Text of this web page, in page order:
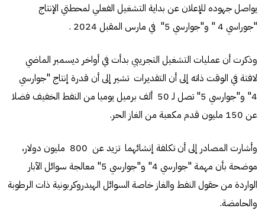
يواصل جهوده للإعلان عن بداية التشغيل الفعلي لمحطتي الإنتاج
"جوراسي 4 " و"جوارسي 5" في مارس المقبل 2024 .
وذكرت أن عمليات التشغيل التجريبي بدأت في أواخر ديسمبر الماضي
لافتة في الوقت ذاته إلى أن التقديرات تشير إلى أن قدرة إنتاج "جوارسي
4" و"جوارسي 5" تصل لـ 50 ألف برميل يوميا من النفط الخفيف فضلا
عن 150 مليون قدم مكعبة من الغاز الحر.
وأشارت المصادر إلى أن تكلفة إنشائهما تزيد عن 800 مليون دولار،
موضحة بأن مهمة "جوارسي 4" و"جوارسي 5" معالجة سوائل الآبار
الواردة من حقول النفط والغاز خاصة السوائل الهيدروكربونية ذات الرطوبة
والحامضة.